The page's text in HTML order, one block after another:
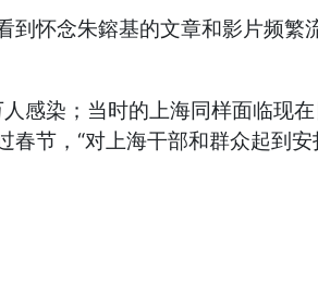
怀念朱鎔基的文章和影片频繁
感染；当时的上海同样面临现
节，“对上海干部和群众起到